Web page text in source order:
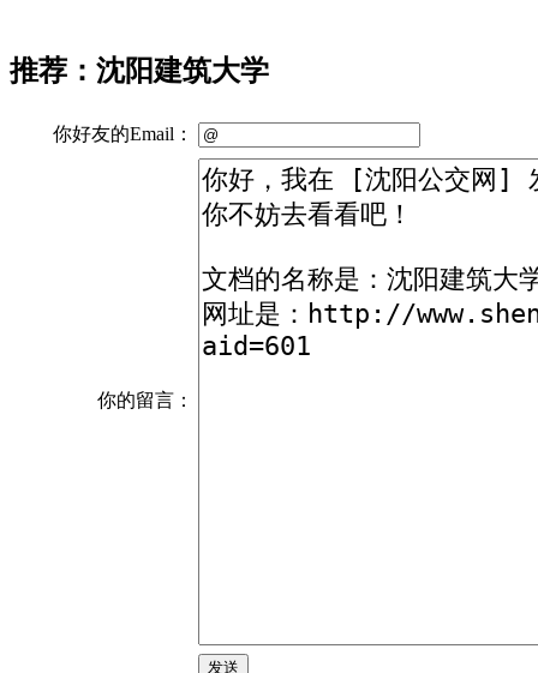
推荐：沈阳建筑大学
你好友的Email：
你的留言：